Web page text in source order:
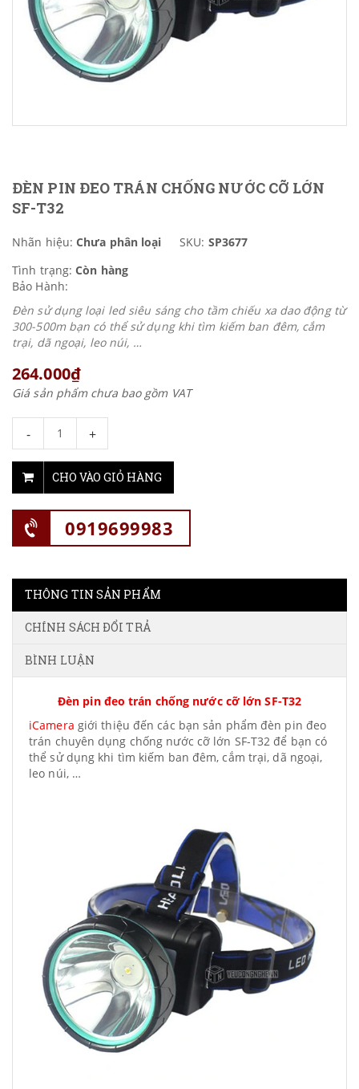
ĐÈN PIN ĐEO TRÁN CHỐNG NƯỚC CỠ LỚN
SF-T32
Nhãn hiệu: Chưa phân loại SKU: SP3677
Tình trạng: Còn hàng
Bảo Hành:
Đèn sử dụng loại led siêu sáng cho tầm chiếu xa dao động từ
300-500m bạn có thể sử dụng khi tìm kiếm ban đêm, cắm
trại, dã ngoại, leo núi, …
264.000₫
Giá sản phẩm chưa bao gồm VAT
- +
CHO VÀO GIỎ HÀNG
0919699983
THÔNG TIN SẢN PHẨM
CHÍNH SÁCH ĐỔI TRẢ
BÌNH LUẬN
Đèn pin đeo trán chống nước cỡ lớn SF-T32
iCamera giới thiệu đến các bạn sản phẩm đèn pin đeo
trán chuyên dụng chống nước cỡ lớn SF-T32 để bạn có
thể sử dụng khi tìm kiếm ban đêm, cắm trại, dã ngoại,
leo núi, …